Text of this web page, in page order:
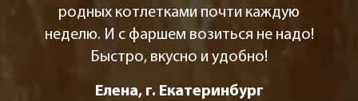
родных котлетками почти каждую
неделю. И с фаршем возиться не надо!
Быстро, вкусно и удобно!
Елена, г. Екатеринбург